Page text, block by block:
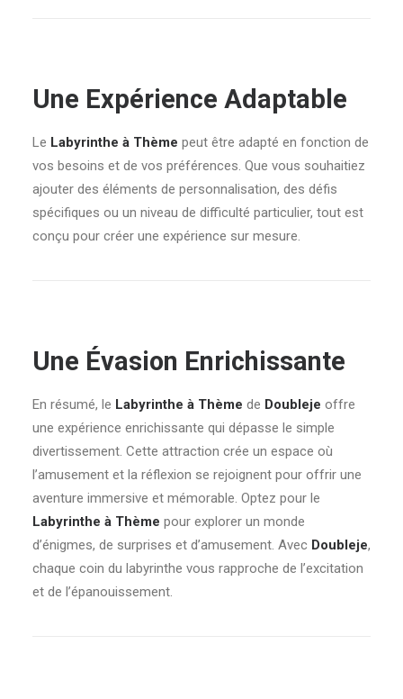
Une Expérience Adaptable
Le Labyrinthe à Thème peut être adapté en fonction de
vos besoins et de vos préférences. Que vous souhaitiez
ajouter des éléments de personnalisation, des défis
spécifiques ou un niveau de difficulté particulier, tout est
conçu pour créer une expérience sur mesure.
Une Évasion Enrichissante
En résumé, le Labyrinthe à Thème de Doubleje offre
une expérience enrichissante qui dépasse le simple
divertissement. Cette attraction crée un espace où
l’amusement et la réflexion se rejoignent pour offrir une
aventure immersive et mémorable. Optez pour le
Labyrinthe à Thème pour explorer un monde
d’énigmes, de surprises et d’amusement. Avec Doubleje,
chaque coin du labyrinthe vous rapproche de l’excitation
et de l’épanouissement.